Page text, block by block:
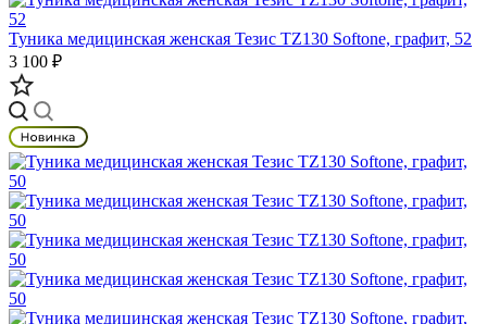
Туника медицинская женская Тезис TZ130 Softone, графит, 52
3 100 ₽